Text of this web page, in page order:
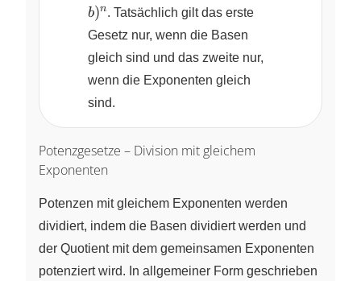
= \left(
3 \cdot 4
\cdot 4
\right) =
\left( 3
\cdot 4
\right)^2
=
\cdot
b^n =
(a\cdot
b)^n
b)n. Tatsächlich gilt das erste
Gesetz nur, wenn die Basen
gleich sind und das zweite nur,
wenn die Exponenten gleich
sind.
Potenzgesetze – Division mit gleichem
Exponenten
Potenzen mit gleichem Exponenten werden
dividiert, indem die Basen dividiert werden und
der Quotient mit dem gemeinsamen Exponenten
potenziert wird. In allgemeiner Form geschrieben